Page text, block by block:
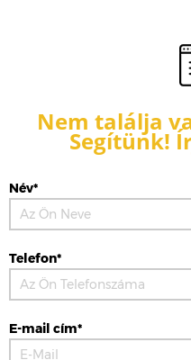
Nem találja
Segítünk!
Név*
Telefon*
E-mail cím*